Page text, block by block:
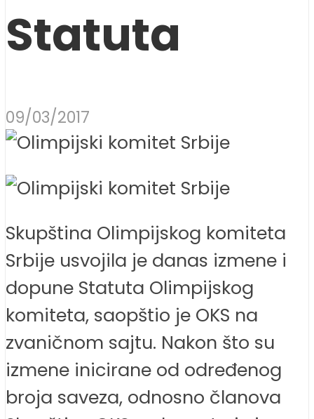
Statuta
09/03/2017
Skupština Olimpijskog komiteta
Srbije usvojila je danas izmene i
dopune Statuta Olimpijskog
komiteta, saopštio je OKS na
zvaničnom sajtu. Nakon što su
izmene inicirane od određenog
broja saveza, odnosno članova